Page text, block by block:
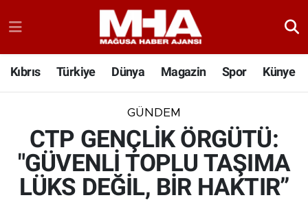
Kıbrıs Türkiye Dünya Magazin Spor Künye
GÜNDEM
CTP GENÇLİK ÖRGÜTÜ:
"GÜVENLİ TOPLU TAŞIMA
LÜKS DEĞİL, BİR HAKTIR”